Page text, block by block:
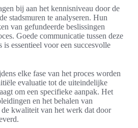
bij aan het kennisniveau door de
stadsmuren te analyseren. Hun
van gefundeerde beslissingen
Goede communicatie tussen deze
essentieel voor een succesvolle
elke fase van het proces worden
evaluatie tot de uiteindelijke
om een specifieke aanpak. Het
en het behalen van
kwaliteit van het werk dat door